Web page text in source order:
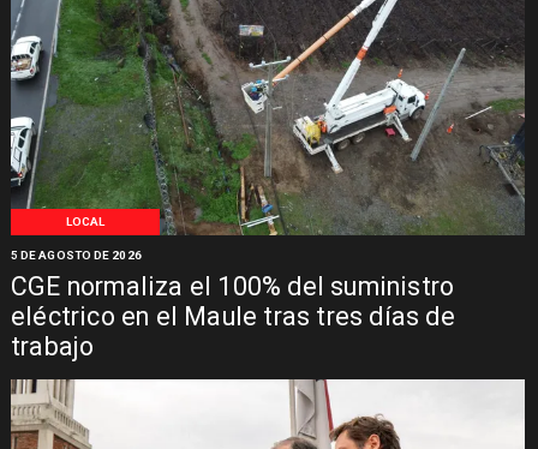
LOCAL
CGE normaliza el 100% del suministro
eléctrico en el Maule tras tres días de
trabajo
5 DE AGOSTO DE 2026